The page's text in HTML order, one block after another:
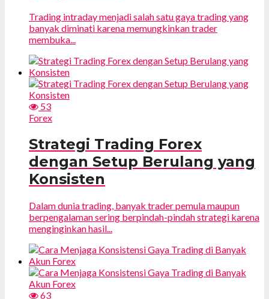
Trading intraday menjadi salah satu gaya trading yang
banyak diminati karena memungkinkan trader
membuka...
53
Forex
Strategi Trading Forex
dengan Setup Berulang yang
Konsisten
Dalam dunia trading, banyak trader pemula maupun
berpengalaman sering berpindah-pindah strategi karena
menginginkan hasil...
63